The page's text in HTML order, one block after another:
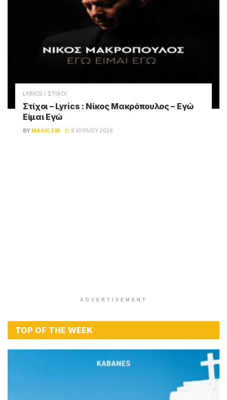
LYRICS / ΣΤΙΧΟΙ
Στίχοι – Lyrics : Νίκος Μακρόπουλος – Εγώ
Είμαι Εγώ
BY MAGIC FM 9 ΙΟΥΛΊΟΥ 2026
ADVERTISEMENT
TOP OF THE WEEK